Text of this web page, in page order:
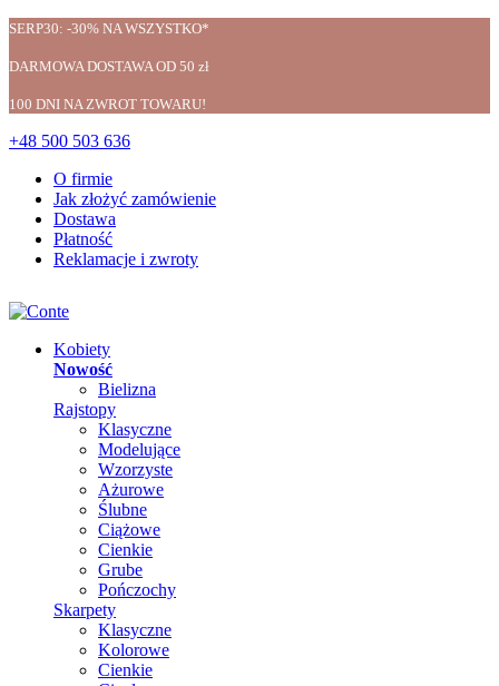
SERP30: -30% NA WSZYSTKO*
DARMOWA DOSTAWA OD 50 zł
100 DNI NA ZWROT TOWARU!
+48 500 503 636
O firmie
Jak złożyć zamówienie
Dostawa
Płatność
Reklamacje i zwroty
Kobiety
Nowość
Bielizna
Rajstopy
Klasyczne
Modelujące
Wzorzyste
Ażurowe
Ślubne
Ciążowe
Cienkie
Grube
Pończochy
Skarpety
Klasyczne
Kolorowe
Cienkie